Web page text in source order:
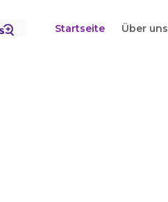
Startseite Über uns
Brandenburg Müncheberg